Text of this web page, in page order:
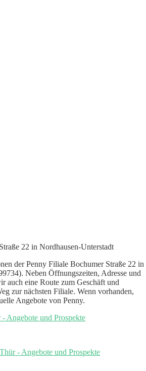
22 in Nordhausen-Unterstadt
der Penny Filiale Bochumer Straße 22 in
Neben Öffnungszeiten, Adresse und
auch eine Route zum Geschäft und
zur nächsten Filiale. Wenn vorhanden,
Angebote von Penny.
Angebote und Prospekte
- Angebote und Prospekte